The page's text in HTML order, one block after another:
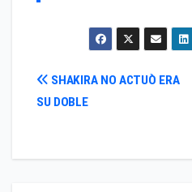
Navegación
entradas
SHAKIRA NO ACTUÒ ERA
SU DOBLE